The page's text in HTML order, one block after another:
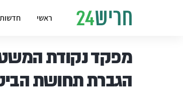
ראשי
מפקד נקודת
הגברת תחושת